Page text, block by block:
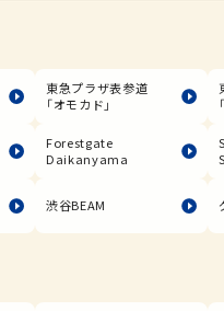
東急プラザ表参道
「オモカド」
Forestgate
Daikanyama
渋谷BEAM